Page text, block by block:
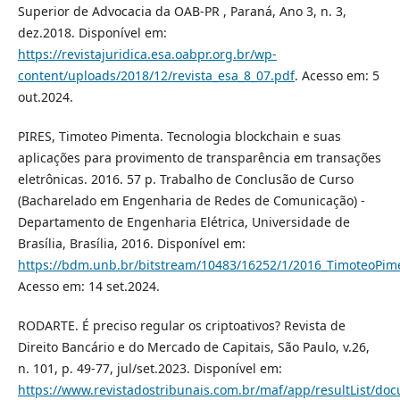
Superior de Advocacia da OAB-PR , Paraná, Ano 3, n. 3,
dez.2018. Disponível em:
https://revistajuridica.esa.oabpr.org.br/wp-
content/uploads/2018/12/revista_esa_8_07.pdf. Acesso em: 5
out.2024.
PIRES, Timoteo Pimenta. Tecnologia blockchain e suas
aplicações para provimento de transparência em transações
eletrônicas. 2016. 57 p. Trabalho de Conclusão de Curso
(Bacharelado em Engenharia de Redes de Comunicação) -
Departamento de Engenharia Elétrica, Universidade de
Brasília, Brasília, 2016. Disponível em:
https://bdm.unb.br/bitstream/10483/16252/1/
Acesso em: 14 set.2024.
RODARTE. É preciso regular os criptoativos? Revista de
Direito Bancário e do Mercado de Capitais, São Paulo, v.26,
n. 101, p. 49-77, jul/set.2023. Disponível em:
https://www.revistadostribunais.com.br/maf/app/resultList/